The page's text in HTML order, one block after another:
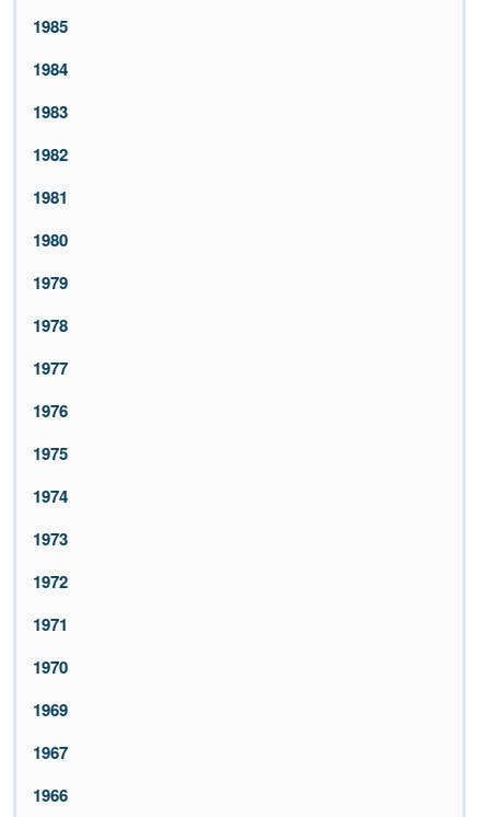
1985
1984
1983
1982
1981
1980
1979
1978
1977
1976
1975
1974
1973
1972
1971
1970
1969
1967
1966